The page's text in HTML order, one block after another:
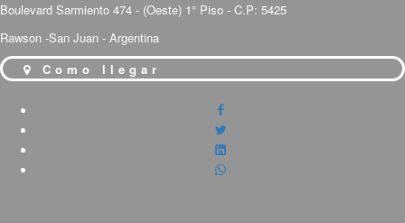
Boulevard Sarmiento 474 - (Oeste) 1° Piso - C.P: 5425
Rawson -San Juan - Argentina
Como llegar